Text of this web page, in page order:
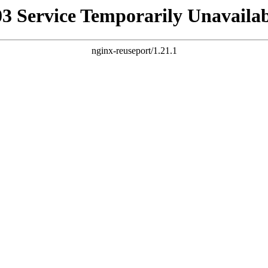
Service Temporarily
nginx-reuseport/1.21.1